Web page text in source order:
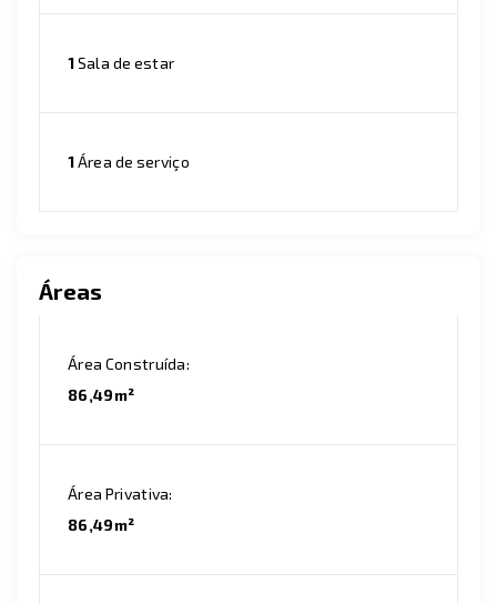
1Sala de estar
1Área de serviço
Áreas
Área Construída:
86,49m²
Área Privativa:
86,49m²